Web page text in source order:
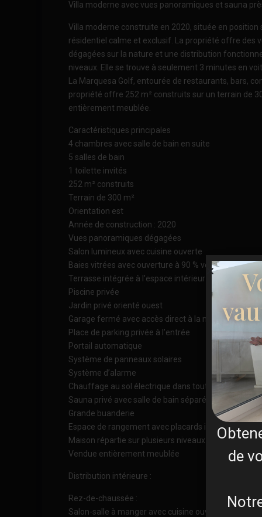
Villa moderne avec vues panoramiques et sauna
Villa moderne construite en 2020, située en
résidentiel calme et exclusif. La propriété offre des
dégagées sur la nature et une distribution
niveaux. Elle se trouve à seulement 3 minutes en
La Marquesa Golf, entourée de restaurants, bars,
propriété offre 252 m² construits sur un terrain de
entièrement meublée.
Caractéristiques principales
4 chambres avec salle de bain en suite
5 salles de bain
1 toilette invités
252 m² construits
Terrain de 300 m²
Orientation est
Année de construction : 2020
Vues panoramiques dégagées
Salon lumineux avec cuisine ouverte
Baies vitrées avec ouverture à 90 % vers la terrasse
Terrasse intégrée à l’espace intérieur
Piscine privée
Jardin privé orienté ouest
Garage fermé avec accès direct à la maison
Place de parking privée à l’entrée
Portail automatique
Système de panneaux solaires
Système d’alarme
Chauffage au sol électrique dans toutes les salles
Sauna privé avec salle de bain séparée
Grande buanderie
Espace de rangement avec placards intégrés
Maison répartie sur plusieurs niveaux
Vendue entièrement meublée
Distribution intérieure :
Rez-de-chaussée :
Salon-salle à manger avec cuisine ouverte
de